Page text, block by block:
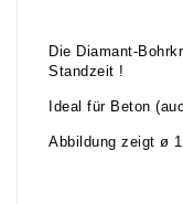
Die Diamant-
Standzeit !
Ideal für Beton
Abbildung zeigt ø